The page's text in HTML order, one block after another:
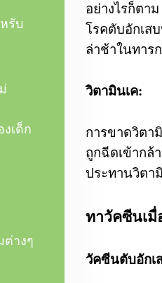
รับ
เด็ก
ต่างๆ
อย่างไรก็ตา
โรคตับอักเส
ล่าช้าในทาร
วิตามินเค:
การขาดวิตา
ถูกฉีดเข้ากล้
ประทานวิตา
ทาวัคซีนเมื่
วัคซีนตับอักเ